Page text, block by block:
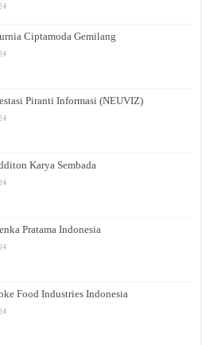
Ciptamoda Gemilang
Piranti Informasi (NEUVIZ)
Karya Sembada
Pratama Indonesia
Food Industries Indonesia